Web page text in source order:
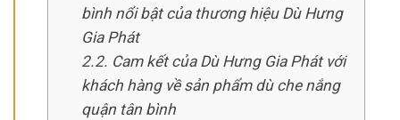
bình nổi bật của thương hiệu Dù Hưng
Gia Phát
Cam kết của Dù Hưng Gia Phát với
khách hàng về sản phẩm dù che nắng
quận tân bình